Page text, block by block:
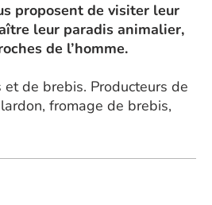
proposent de visiter leur
leur paradis animalier,
de l’homme.
et de brebis. Producteurs de
fromage de brebis,